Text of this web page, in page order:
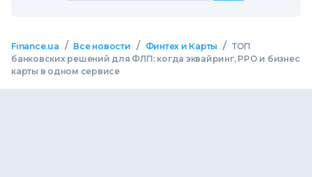
Finance.ua / Все новости / Финтех и Карты / ТОП
банковских решений для ФЛП: когда эквайринг, РРО и бизнес
карты в одном сервисе